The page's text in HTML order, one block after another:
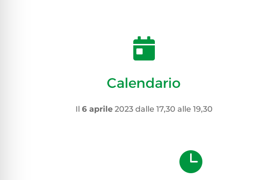

Calendario
Il 6 aprile2023 dalle 17,30 alle 19,30
